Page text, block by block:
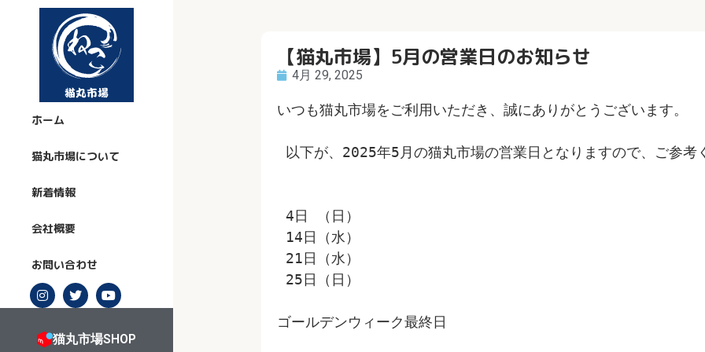
ホーム
猫丸市場について
新着情報
会社概要
お問い合わせ
猫丸市場SHOP
【猫丸市場】5月の営業日のお知らせ
4月 29, 2025
いつも猫丸市場をご利用いただき、誠にありがとうございます。
以下が、2025年5月の猫丸市場の営業日となりますので、ご参考
4日 （日）
14日（水）
21日（水）
25日（日）
ゴールデンウィーク最終日